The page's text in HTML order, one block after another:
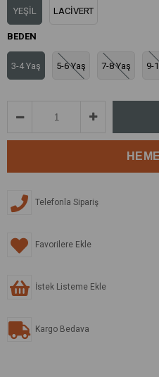
YEŞİL LACİVERT
BEDEN
3-4 Yaş 5-6 Yaş 7-8 Yaş 9-
Telefonla Sipariş
Favorilere Ekle
İstek Listeme Ekle
Kargo Bedava